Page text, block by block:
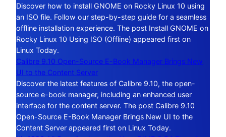
Discover how to install GNOME on Rocky Linux 10 using
an ISO file. Follow our step-by-step guide for a seamless
offline installation experience. The post Install GNOME on
Rocky Linux 10 Using ISO (Offline) appeared first on
Linux Today.
Calibre 9.10 Open-Source E-Book Manager Brings New
UI to the Content Server
Discover the latest features of Calibre 9.10, the open-
source e-book manager, including an enhanced user
interface for the content server. The post Calibre 9.10
Open-Source E-Book Manager Brings New UI to the
Content Server appeared first on Linux Today.